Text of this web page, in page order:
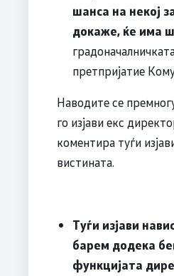
шанса на некој
докаже, ќе има
претпријатие
Наводите се
го изјави екс
коментира туѓи
вистината.
Туѓи изјави
барем додека
функцијата